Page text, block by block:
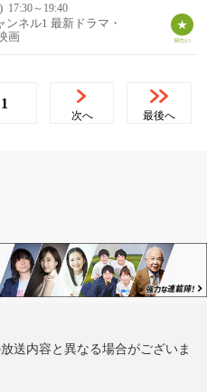
17:30～19:40
ンネル1 最新ドラマ・
画
1
次へ 最後へ
送内容と異なる場合がございま